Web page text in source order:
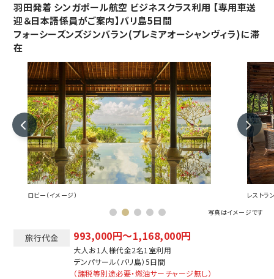
羽田発着 シンガポール航空 ビジネスクラス利用 【専用車送
迎＆日本語係員がご案内】バリ島5日間
フォーシーズンズジンバラン(プレミアオーシャンヴィラ)に滞
在
ロビー（イメージ）
レストラ
写真はイメージです
旅行代金 993,000円～1,168,000円
大人お1人様代金2名1室利用
デンパサール（バリ島）5日間
（諸税等別途必要・燃油サーチャージ無し）